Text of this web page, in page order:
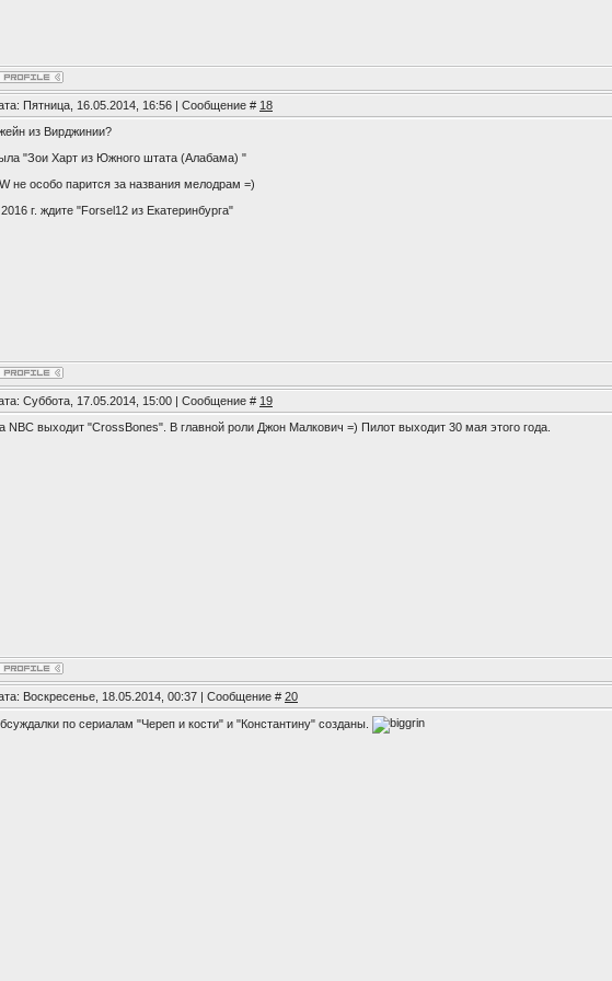
Пятница, 16.05.2014, 16:56 | Сообщение # 18
из Вирджинии?
"Зои Харт из Южного штата (Алабама) "
не особо парится за названия мелодрам =)
г. ждите "Forsel12 из Екатеринбурга"
Суббота, 17.05.2014, 15:00 | Сообщение # 19
NBC выходит "CrossBones". В главной роли Джон Малкович =) Пилот выходит 30 мая этого года.
Воскресенье, 18.05.2014, 00:37 | Сообщение # 20
по сериалам "Череп и кости" и "Константину" созданы.